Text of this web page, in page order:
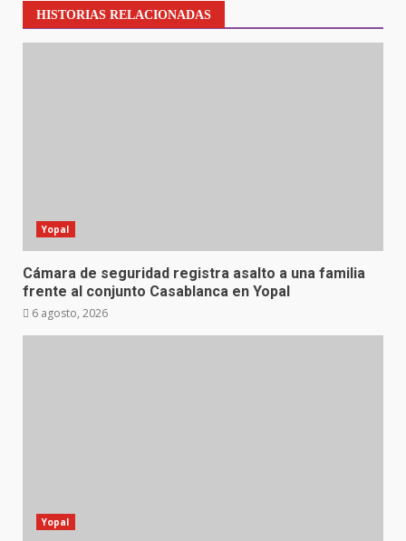
HISTORIAS RELACIONADAS
Yopal
Cámara de seguridad registra asalto a una familia
frente al conjunto Casablanca en Yopal
6 agosto, 2026
Yopal